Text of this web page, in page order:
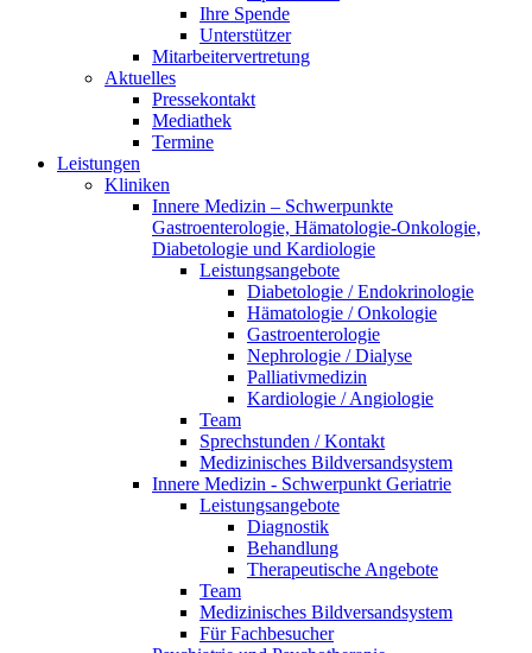
Ihre Spende
Unterstützer
Mitarbeitervertretung
Aktuelles
Pressekontakt
Mediathek
Termine
Leistungen
Kliniken
Innere Medizin – Schwerpunkte
Gastroenterologie, Hämatologie-Onkologie,
Diabetologie und Kardiologie
Leistungsangebote
Diabetologie / Endokrinologie
Hämatologie / Onkologie
Gastroenterologie
Nephrologie / Dialyse
Palliativmedizin
Kardiologie / Angiologie
Team
Sprechstunden / Kontakt
Medizinisches Bildversandsystem
Innere Medizin - Schwerpunkt Geriatrie
Leistungsangebote
Diagnostik
Behandlung
Therapeutische Angebote
Team
Medizinisches Bildversandsystem
Für Fachbesucher